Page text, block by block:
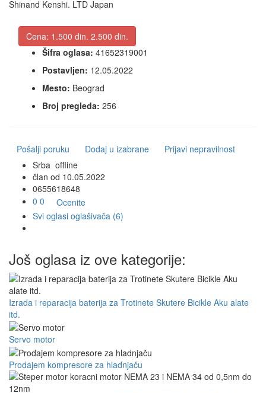
Shinand Kenshi. LTD Japan
Cena: 1.500 din. 2.500 din.
Šifra oglasa: 41652319001
Postavljen: 12.05.2022
Mesto: Beograd
Broj pregleda: 256
Pošalji poruku Dodaj u izabrane
Prijavi nepravilnost
Srba offline
član od 10.05.2022
0655618648
0 0
Ocenite
Svi oglasi oglašivača (6)
Još oglasa iz ove kategorije:
Izrada i reparacija baterija za Trotinete Skutere Bicikle Aku alate
itd.
Servo motor
Prodajem kompresore za hladnjaču